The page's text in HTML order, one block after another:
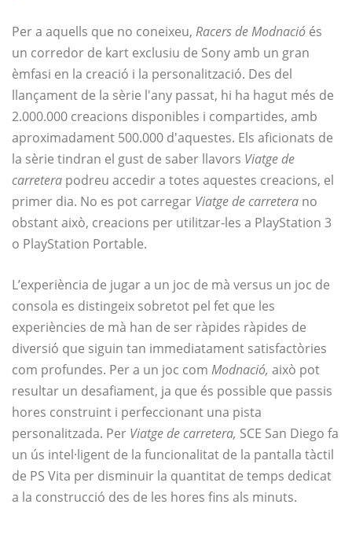
Per a aquells que no coneixeu, Racers de Modnació és
un corredor de kart exclusiu de Sony amb un gran
èmfasi en la creació i la personalització. Des del
llançament de la sèrie l'any passat, hi ha hagut més de
2.000.000 creacions disponibles i compartides, amb
aproximadament 500.000 d'aquestes. Els aficionats de
la sèrie tindran el gust de saber llavors Viatge de
carretera podreu accedir a totes aquestes creacions, el
primer dia. No es pot carregar Viatge de carretera no
obstant això, creacions per utilitzar-les a PlayStation 3
o PlayStation Portable.
L’experiència de jugar a un joc de mà versus un joc de
consola es distingeix sobretot pel fet que les
experiències de mà han de ser ràpides ràpides de
diversió que siguin tan immediatament satisfactòries
com profundes. Per a un joc com Modnació, això pot
resultar un desafiament, ja que és possible que passis
hores construint i perfeccionant una pista
personalitzada. Per Viatge de carretera, SCE San Diego fa
un ús intel·ligent de la funcionalitat de la pantalla tàctil
de PS Vita per disminuir la quantitat de temps dedicat
a la construcció des de les hores fins als minuts.